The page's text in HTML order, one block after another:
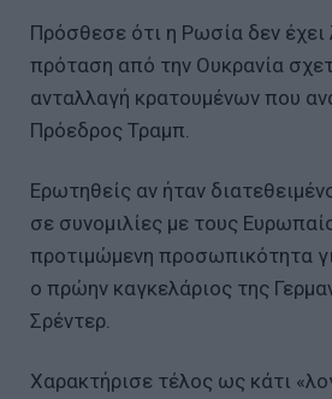
Πρόσθεσε ότι η Ρωσία δεν έχει
πρόταση από την Ουκρανία
ανταλλαγή κρατουμένων που
Πρόεδρος Τραμπ.
Ερωτηθείς αν ήταν
σε συνομιλίες με τους
προτιμώμενη προσωπικότητα
ο πρώην καγκελάριος της
Σρέντερ.
Χαρακτήρισε τέλος ως κάτι